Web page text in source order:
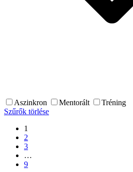
Aszinkron Mentorált
Tréning
Szűrők törlése
1
2
3
…
9